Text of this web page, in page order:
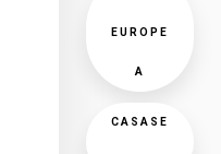
EUROPE
A
CASASE